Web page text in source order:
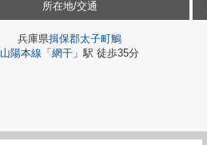
所在地/交通
兵庫県揖保郡太子町鵤
山陽本線 「 網干 」駅 徒歩35分